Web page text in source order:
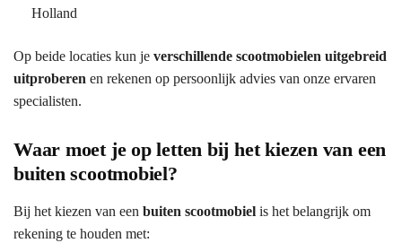
Holland
Op beide locaties kun je verschillende scootmobielen uitgebreid
uitproberen en rekenen op persoonlijk advies van onze ervaren
specialisten.
Waar moet je op letten bij het kiezen van een
buiten scootmobiel?
Bij het kiezen van een buiten scootmobiel is het belangrijk om
rekening te houden met: